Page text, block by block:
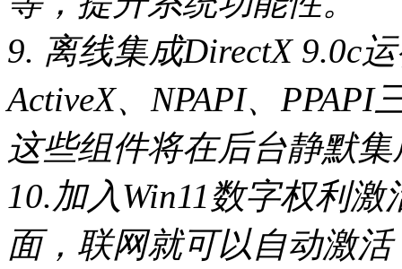
9. 离线集成DirectX 9.0c
ActiveX、NPAPI、
这些组件将在后台静默集
10.加入Win11数字权利
面，联网就可以自动激